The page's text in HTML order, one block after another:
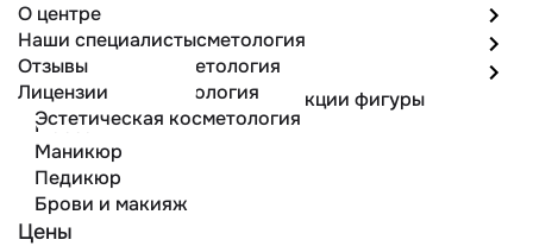
Парикмахерские услуги
Парикмахерские услуги
Стрижки женские
Стрижки мужские
Эпиляция
Эпиляция
Лазерная эпиляция
Депиляция воском
Косметология
Косметология
Инъекционная косметология
Аппаратная косметология
Лазерная косметология
Эстетическая косметология
Аппаратные методики коррекции фигуры
Массаж
Маникюр
Педикюр
Брови и макияж
Цены
О центре
Наши специалисты
Отзывы
Лицензии